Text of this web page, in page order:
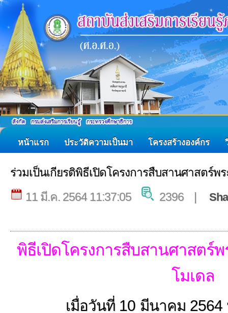
หน้าแรก ประวัติความเป็นมา โครงสร้างองค์กร
ร่วมเป็นเกียรติพิธีเปิดโครงการสืบสานศาสตร์พ
11 มี.ค. 2564 11:37:05 2396 |
พิธีเปิดโครงการสืบสานศาสตร์
โมเดล
เมื่อวันที่ 10 มีนาคม 2564 น